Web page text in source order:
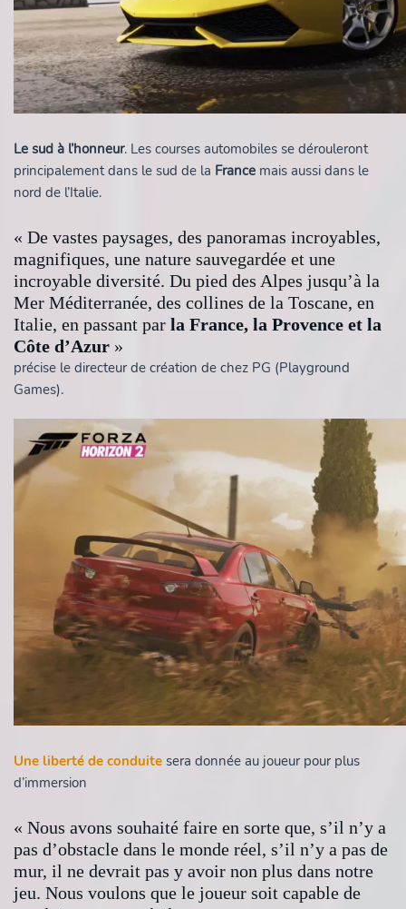
Le sud à l’honneur. Les courses automobiles se dérouleront
principalement dans le sud de la France mais aussi dans le
nord de l’Italie.
« De vastes paysages, des panoramas incroyables,
magnifiques, une nature sauvegardée et une
incroyable diversité. Du pied des Alpes jusqu’à la
Mer Méditerranée, des collines de la Toscane, en
Italie, en passant par la France, la Provence et la
Côte d’Azur »
précise le directeur de création de chez PG (Playground
Games).
Une liberté de conduite sera donnée au joueur pour plus
d’immersion
« Nous avons souhaité faire en sorte que, s’il n’y a
pas d’obstacle dans le monde réel, s’il n’y a pas de
mur, il ne devrait pas y avoir non plus dans notre
jeu. Nous voulons que le joueur soit capable de